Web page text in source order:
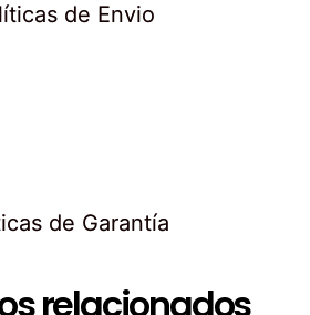
de Envio
de Garantía
relacionados